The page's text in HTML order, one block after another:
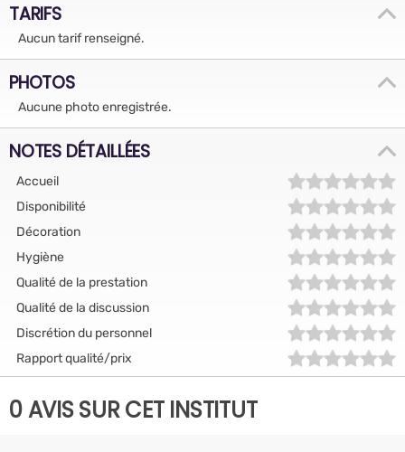
TARIFS
Aucun tarif renseigné.
PHOTOS
Aucune photo enregistrée.
NOTES DÉTAILLÉES
Accueil
Disponibilité
Décoration
Hygiène
Qualité de la prestation
Qualité de la discussion
Discrétion du personnel
Rapport qualité/prix
0 AVIS SUR CET INSTITUT